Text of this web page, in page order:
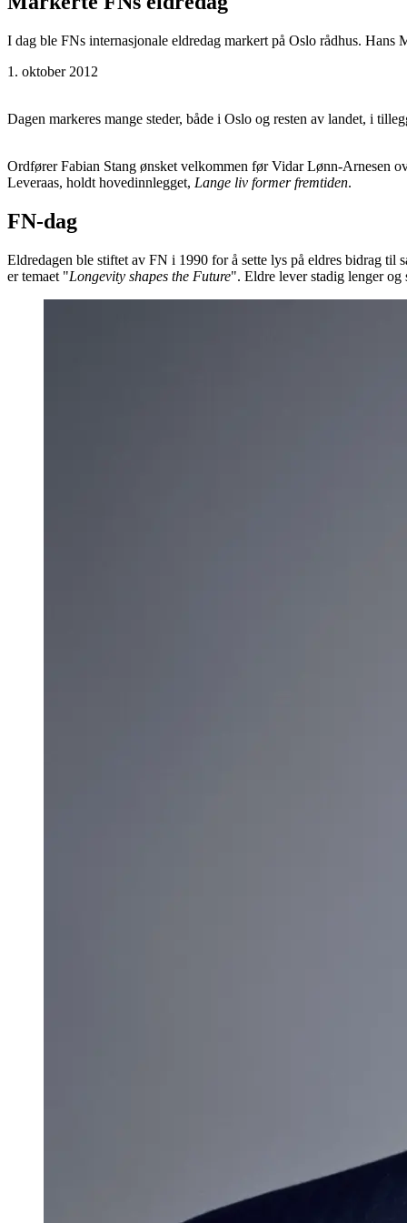
I dag ble FNs internasjonale eldredag markert på Oslo rådhus. Hans
1. oktober 2012
Dagen markeres mange steder, både i Oslo og resten av landet, i
Ordfører Fabian Stang ønsket velkommen før Vidar Lønn-Arnesen
Leveraas, holdt hovedinnlegget, Lange liv former fremtiden.
FN-dag
Eldredagen ble stiftet av FN i 1990 for å sette lys på eldres bidrag
er temaet "Longevity shapes the Future". Eldre lever stadig lenger